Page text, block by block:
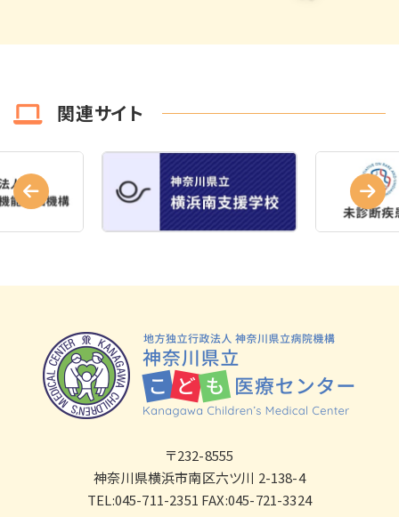
関連サイト
〒232-8555
神奈川県横浜市南区六ツ川 2-138-4
TEL:045-711-2351 FAX:045-721-3324